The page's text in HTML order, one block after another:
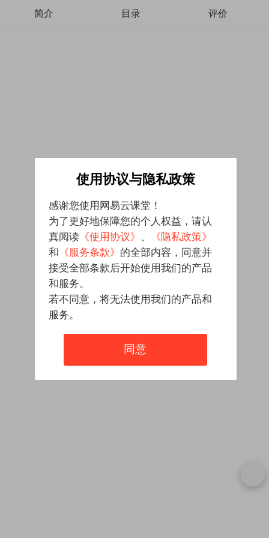
简介 目录 评价
使用协议与隐私政策
感谢您使用网易云课堂！
为了更好地保障您的个人权益，请认
真阅读 《使用协议》 、
《隐私政策》
和 《服务条款》 的全部内容，同意并
接受全部条款后开始使用我们的产品
和服务。
若不同意，将无法使用我们的产品和
服务。
同意